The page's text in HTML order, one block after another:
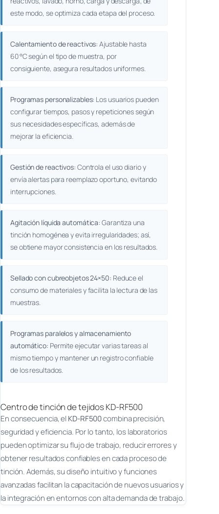
este modo, se optimiza cada etapa del proceso.
Calentamiento de reactivos: Ajustable hasta
60 °C según el tipo de muestra, por
consiguiente, asegura resultados uniformes.
Programas personalizables: Los usuarios pueden
configurar tiempos, pasos y repeticiones según
sus necesidades específicas, además de
mejorar la eficiencia.
Gestión de reactivos: Controla el uso diario y
envía alertas para reemplazo oportuno, evitando
interrupciones.
Agitación líquida automática: Garantiza una
tinción homogénea y evita irregularidades; así,
se obtiene mayor consistencia en los resultados.
Sellado con cubreobjetos 24×50: Reduce el
consumo de materiales y facilita la lectura de las
muestras.
Programas paralelos y almacenamiento
automático: Permite ejecutar varias tareas al
mismo tiempo y mantener un registro confiable
de los resultados.
Centro de tinción de tejidos KD-RF500
En consecuencia, el KD-RF500combina precisión,
seguridad y eficiencia. Por lo tanto, los laboratorios
pueden optimizar su flujo de trabajo, reducir errores y
obtener resultados confiables en cada proceso de
tinción. Además, su diseño intuitivo y funciones
avanzadas facilitan la capacitación de nuevos usuarios y
la integración en entornos con alta demanda de trabajo.